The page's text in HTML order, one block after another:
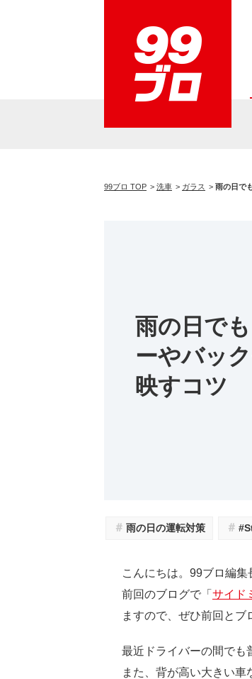
99ブロ TOP 洗車 ガラス 雨の日で
雨の日で
ーやバッ
映すコツ
＃ 雨の日の運転対策 ＃
こんにちは。99ブロ編集
前回のブログで「 サイド
ますので、ぜひ前回とブ
最近ドライバーの間でも
また、背が高い大きい